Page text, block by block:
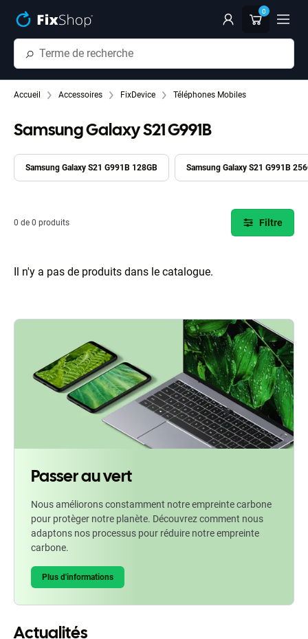
0
Accueil Accessoires FixDevice Téléphones Mobiles
Samsung Galaxy S21 G991B
Samsung Galaxy S21 G991B 128GB Samsung Galaxy S21 G991B
0 de 0 produits Filtre
Il n'y a pas de produits dans le catalogue.
Passer au vert
Nous améliorons constamment notre empreinte carbone
pour protèger notre planète. Découvrez comment nous
adaptons nos processus pour réduire notre empreinte
carbone.
Plus d'informations
Actualités